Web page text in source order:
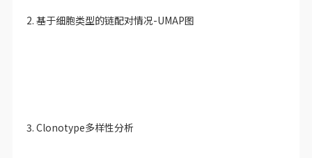
2. 基于细胞类型的链配对情况-UMAP图
3. Clonotype多样性分析